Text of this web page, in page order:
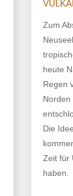
Zum
heute
Regen
Norden
Die
Zeit für
haben.